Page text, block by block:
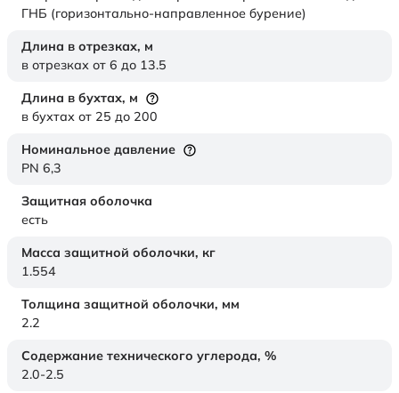
ГНБ (горизонтально-направленное бурение)
Длина в отрезках, м
в отрезках от 6 до 13.5
Длина в бухтах, м
в бухтах от 25 до 200
Номинальное давление
PN 6,3
Защитная оболочка
есть
Масса защитной оболочки, кг
1.554
Толщина защитной оболочки, мм
2.2
Содержание технического углерода, %
2.0-2.5